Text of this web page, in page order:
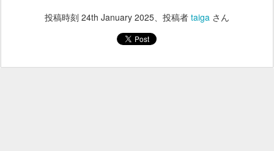
投稿時刻 24th January 2025、投稿者 taiga さん